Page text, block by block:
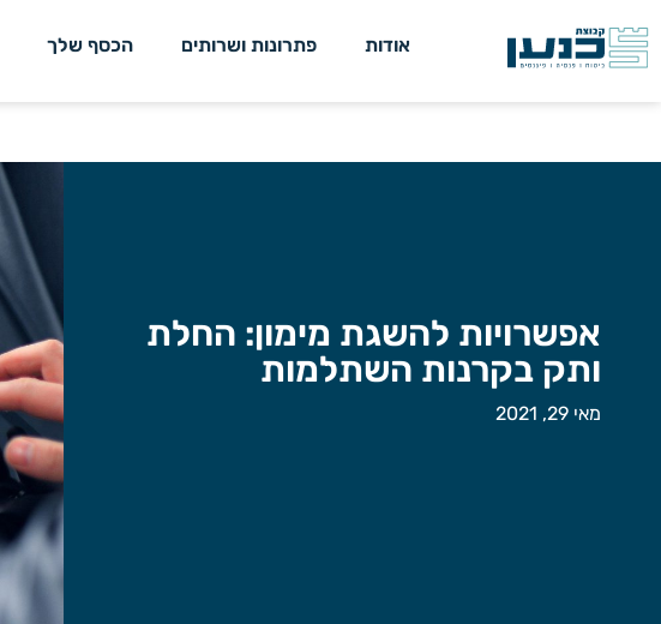
אודות פתרונות ושרותים הכסף שלך
אפשרויות להשגת מימון: החלת
ותק בקרנות השתלמות
מאי 29, 2021